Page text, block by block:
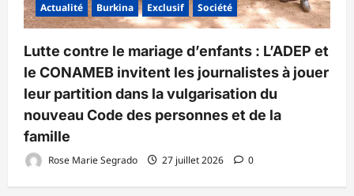
Actualité Burkina Exclusif Société
Lutte contre le mariage d’enfants : L’ADEP et
le CONAMEB invitent les journalistes à jouer
leur partition dans la vulgarisation du
nouveau Code des personnes et de la
famille
Rose Marie Segrado 27 juillet 2026 0